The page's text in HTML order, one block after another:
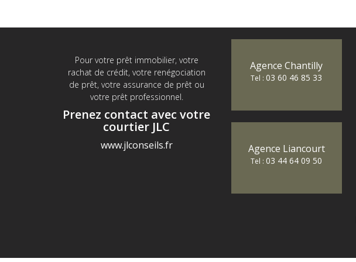
Pour votre prêt immobilier, votre
rachat de crédit, votre renégociation
de prêt, votre assurance de prêt ou
votre prêt professionnel.
Prenez contact avec votre
courtier JLC
www.jlconseils.fr
Agence Chantilly
Tel :03 60 46 85 33
Agence Liancourt
Tel :03 44 64 09 50